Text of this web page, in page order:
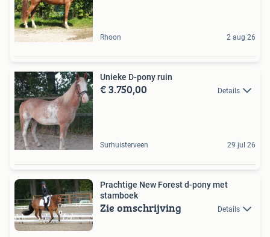
Rhoon 2 aug 26
Unieke D-pony ruin️
€ 3.750,00 Details
Surhuisterveen 29 jul 26
Prachtige New Forest d-pony met
stamboek
Zie omschrijving Details